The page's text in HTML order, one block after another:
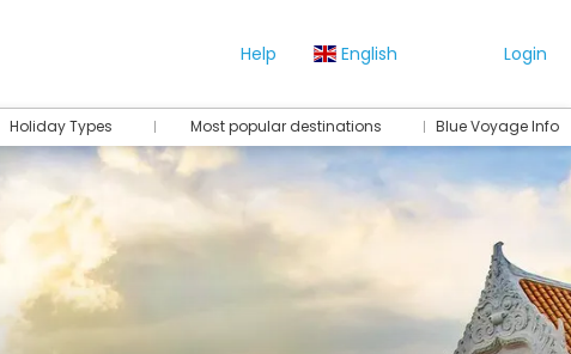
Help English Login
Holiday Types Most popular destinations Blue Voyage Info